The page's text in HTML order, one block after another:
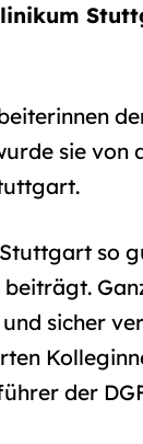
sie von
so
sicher
der